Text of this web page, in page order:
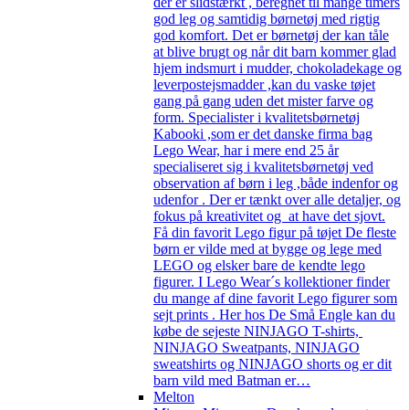
god leg og samtidig børnetøj med rigtig
god komfort. Det er børnetøj der kan tåle
at blive brugt og når dit barn kommer glad
hjem indsmurt i mudder, chokoladekage og
leverpostejsmadder ,kan du vaske tøjet
gang på gang uden det mister farve og
form. Specialister i kvalitetsbørnetøj
Kabooki ,som er det danske firma bag
Lego Wear, har i mere end 25 år
specialiseret sig i kvalitetsbørnetøj ved
observation af børn i leg ,både indenfor og
udenfor . Der er tænkt over alle detaljer, og
fokus på kreativitet og at have det sjovt.
Få din favorit Lego figur på tøjet De fleste
børn er vilde med at bygge og lege med
LEGO og elsker bare de kendte lego
figurer. I Lego Wear´s kollektioner finder
du mange af dine favorit Lego figurer som
sejt prints . Her hos De Små Engle kan du
købe de sejeste NINJAGO T-shirts,
NINJAGO Sweatpants, NINJAGO
sweatshirts og NINJAGO shorts og er dit
barn vild med Batman er…
Melton